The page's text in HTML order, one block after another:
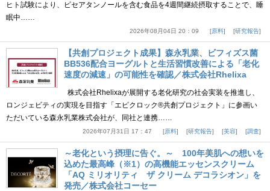
ヒト試験により、ピセアタンノールを含む食品を4週間継続摂取することで、睡
眠中……
2026年08月04日 20：09 原料 研究報告
【共創プロジェクト成果】森永乳業、ビフィズス菌
BB536配合ヨーグルトと生活習慣改善による「老化
速度の減速」の可能性を確認／株式会社Rhelixa
株式会社Rhelixaが展開する老化研究の社会実装を推進し、
ロンジェビティの実現を目指す「エピクロック®共創プロジェクト」に参画い
ただいている森永乳業株式会社が、同社と連携……
2026年07月31日 17：47 原料 研究報告 美容 調査
～老化という摂理に告ぐ。～ 100年美肌への想いを
込めた最高峰（※1）の高機能エッセンスクリーム
「AQ ミリオリティ ザ クリーム デコラシオン」を
発売／株式会社コーセー